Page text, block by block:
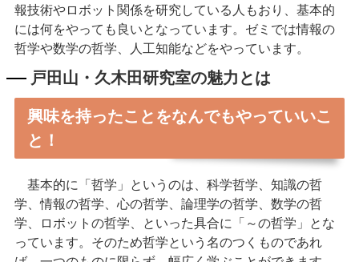
報技術やロボット関係を研究している人もおり、基本的
には何をやっても良いとなっています。ゼミでは情報の
哲学や数学の哲学、人工知能などをやっています。
戸田山・久木田研究室の魅力とは
興味を持ったことをなんでもやっていいこ
と！
基本的に「哲学」というのは、科学哲学、知識の哲
学、情報の哲学、心の哲学、論理学の哲学、数学の哲
学、ロボットの哲学、といった具合に「～の哲学」とな
っています。そのため哲学という名のつくものであれ